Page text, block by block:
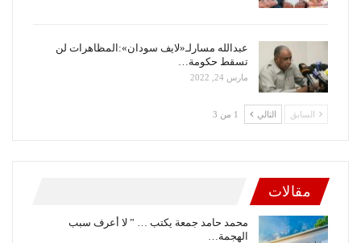
عبدالله مسارلـ«لايف سودان»:المظاهرات لن
تسقط حكومة…
مارس 24, 2022
السابق التالي 1 من 3
مقالات
محمد حامد جمعة يكتب … ” لا أعرف سبب
الهجمة…